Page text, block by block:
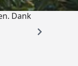
passt
Dank